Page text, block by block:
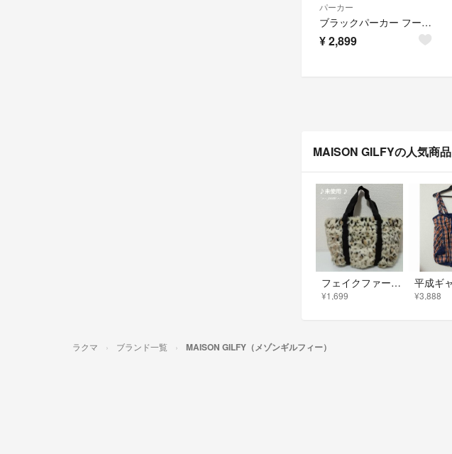
パーカー
ブラックパーカー フード付き y2k グランジ 平成ギャル
¥2,899
MAISON GILFYの人気商品
フェイクファーレオパードミニトートバッグ♡MAISON GILFY 未使用
¥1,699 ¥3,888
ラクマ ブランド一覧 MAISON GILFY（メゾンギルフィー）